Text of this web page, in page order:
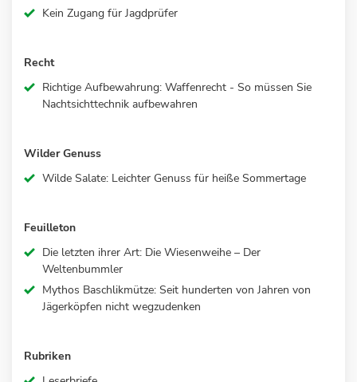
Kein Zugang für Jagdprüfer
Recht
Richtige Aufbewahrung: Waffenrecht - So müssen Sie
Nachtsichttechnik aufbewahren
Wilder Genuss
Wilde Salate: Leichter Genuss für heiße Sommertage
Feuilleton
Die letzten ihrer Art: Die Wiesenweihe – Der
Weltenbummler
Mythos Baschlikmütze: Seit hunderten von Jahren von
Jägerköpfen nicht wegzudenken
Rubriken